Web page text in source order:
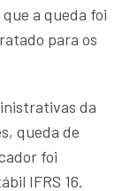
a queda foi
para os
da
queda de
foi
IFRS 16.